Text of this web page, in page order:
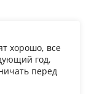
хорошо, все
год,
перед